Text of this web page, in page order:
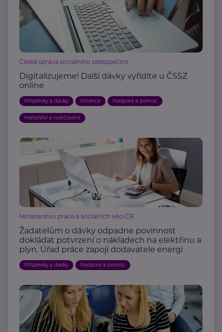
Česká správa sociálního zabezpečení
Digitalizujeme! Další dávky vyřídíte u ČSSZ
online
Příspěvky a dávky Finance Podpora a pomoc
Mateřství a rodičovství
Ministerstvo práce a sociálních věcí ČR
Žadatelům o dávky odpadne povinnost
dokládat potvrzení o nákladech na elektřinu a
plyn. Úřad práce zapojí dodavatele energi
Příspěvky a dávky Podpora a pomoc